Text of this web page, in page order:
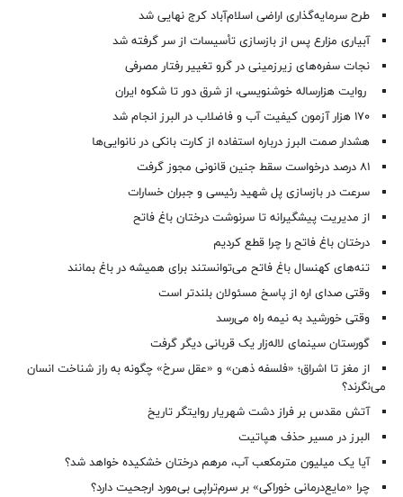
طرح سرمایه‌گذاری اراضی اسلام‌آباد کرج نهایی شد
آبیاری مزارع پس از بازسازی تأسیسات از سر گرفته شد
نجات سفره‌های زیرزمینی در گرو تغییر رفتار مصرفی
روایت هزارساله خوشنویسی، از شرق دور تا شکوه ایران
۱۷۰ هزار آزمون کیفیت آب و فاضلاب در البرز انجام شد
هشدار صمت البرز درباره استفاده از کارت بانکی در نانوایی‌ها
۸۱ درصد درخواست‌ سقط جنین قانونی مجوز گرفت
سرعت در بازسازی پل شهید رئیسی و جبران خسارات
از مدیریت پیشگیرانه تا سرنوشت درختان باغ فاتح
درختان باغ فاتح را چرا قطع کردیم
تنه‌های کهنسال باغ فاتح می‌توانستند برای همیشه در باغ بمانند
وقتی صدای اره از پاسخ مسئولان بلندتر است
وقتی خورشید به نیمه راه می‌رسد
گورستان سینمای لاله‌زار یک قربانی دیگر گرفت
از مغز تا اشراق؛ «فلسفه ذهن» و «عقل سرخ» چگونه به راز شناخت انسان
می‌نگرند؟
آتش مقدس بر فراز دشت شهریار روایتگر تاریخ
البرز در مسیر حذف هپاتیت
آیا یک میلیون مترمکعب آب، مرهم درختان خشکیده خواهد شد؟
چرا «مایع‌درمانی خوراکی» بر سرم‌تراپی بی‌مورد ارجحیت دارد؟